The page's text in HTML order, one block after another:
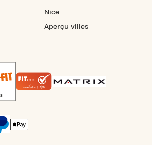
Nice
Aperçu villes